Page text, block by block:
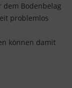
Bodenbelag
problemlos
können damit